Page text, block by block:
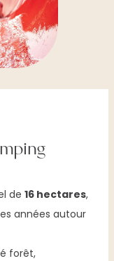
de 16 hectares,
années autour
forêt,